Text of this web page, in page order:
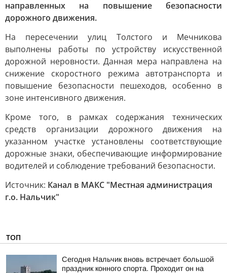
направленных на повышение безопасности
дорожного движения.
На пересечении улиц Толстого и Мечникова
выполнены работы по устройству искусственной
дорожной неровности. Данная мера направлена на
снижение скоростного режима автотранспорта и
повышение безопасности пешеходов, особенно в
зоне интенсивного движения.
Кроме того, в рамках содержания технических
средств организации дорожного движения на
указанном участке установлены соответствующие
дорожные знаки, обеспечивающие информирование
водителей и соблюдение требований безопасности.
Источник: Канал в МАКС "Местная администрация
г.о. Нальчик"
ТОП
Сегодня Нальчик вновь встречает большой
праздник конного спорта. Проходит он на